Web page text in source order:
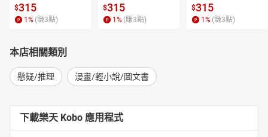
$315
1 % (賺3點)
$315
1 % (賺3點)
$315
1 % (賺3點)
本店相關類別
懸疑/推理 漫畫/輕小說/圖文書
下載樂天 Kobo 應用程式